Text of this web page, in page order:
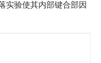
实验使其内部键合部因